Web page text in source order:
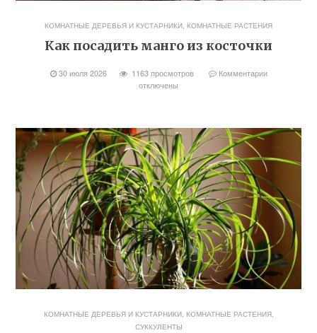
КОМНАТНЫЕ ДЕРЕВЬЯ И КУСТАРНИКИ, КОМНАТНЫЕ РАСТЕНИЯ
Как посадить манго из косточки
30 июля 2026 1163 просмотров
Комментарии
отключены
КОМНАТНЫЕ ДЕРЕВЬЯ И КУСТАРНИКИ, КОМНАТНЫЕ РАСТЕНИЯ,
СУККУЛЕНТЫ